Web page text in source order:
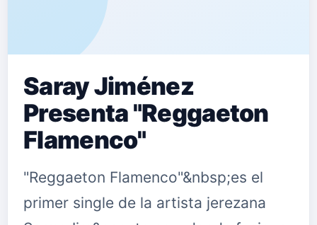
Saray Jiménez
Presenta "Reggaeton
Flamenco"
"Reggaeton Flamenco"&nbsp;es el
primer single de la artista jerezana